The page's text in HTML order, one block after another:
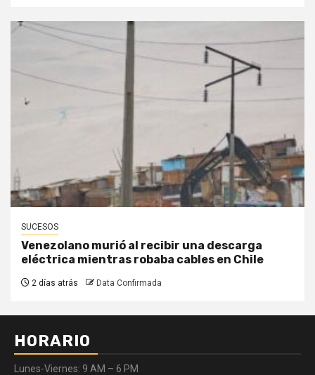
SUCESOS
Venezolano murió al recibir una descarga
eléctrica mientras robaba cables en Chile
2 días atrás Data Confirmada
HORARIO
Lunes-Viernes: 9 AM – 6 PM